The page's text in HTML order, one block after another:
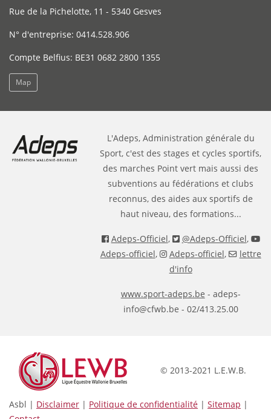
Rue de la Pichelotte, 11 - 5340 Gesves
N° d'entreprise: 0414.528.906
Compte Belfius: BE31 0682 2800 1355
Map
L'Adeps, Administration générale du
Sport, c'est des stages et cycles sportifs,
des marches Point vert mais aussi des
subventions au fédérations et clubs
reconnus, des aides aux sportifs de
haut niveau, des formations...
Adeps-Officiel, @Adeps-Officiel,
Adeps-officiel, Adeps-officiel,
lettre
d'info
www.sport-adeps.be - adeps-
info@cfwb.be - 02/413.25.00
© 2013-2021 L.E.W.B.
Asbl | Disclaimer | Politique de confidentialité | Sitemap |